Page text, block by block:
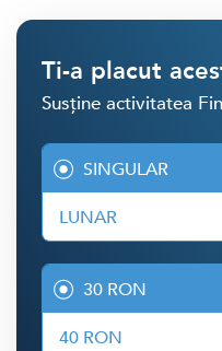
Ti-a placut
Susține activitatea
SINGULAR
LUNAR
30 RON
40 RON